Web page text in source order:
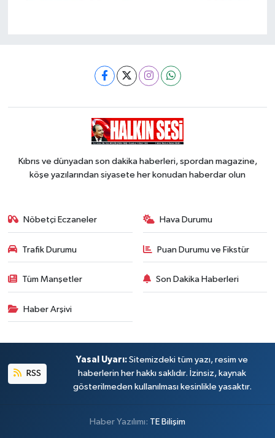
Kıbrıs ve dünyadan son dakika haberleri, spordan magazine,
köşe yazılarından siyasete her konudan haberdar olun
Nöbetçi Eczaneler Hava Durumu
Trafik Durumu Puan Durumu ve Fikstür
Tüm Manşetler Son Dakika Haberleri
Haber Arşivi
RSS
Yasal Uyarı: Sitemizdeki tüm yazı, resim ve
haberlerin her hakkı saklıdır. İzinsiz, kaynak
gösterilmeden kullanılması kesinlikle yasaktır.
Haber Yazılımı: TE Bilişim